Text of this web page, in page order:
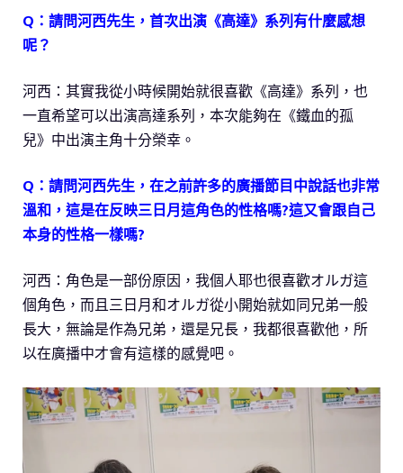
Q：請問河西先生，首次出演《高達》系列有什麼感想
呢？
河西：其實我從小時候開始就很喜歡《高達》系列，也
一直希望可以出演高達系列，本次能夠在《鐵血的孤
兒》中出演主角十分榮幸。
Q：請問河西先生，在之前許多的廣播節目中說話也非常
溫和，這是在反映三日月這角色的性格嗎?這又會跟自己
本身的性格一樣嗎?
河西：角色是一部份原因，我個人耶也很喜歡オルガ這
個角色，而且三日月和オルガ從小開始就如同兄弟一般
長大，無論是作為兄弟，還是兄長，我都很喜歡他，所
以在廣播中才會有這樣的感覺吧。